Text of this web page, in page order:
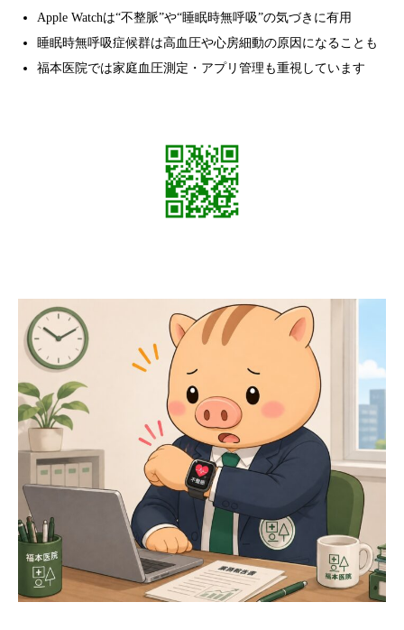
Apple Watchは“不整脈”や“睡眠時無呼吸”の気づきに有用
睡眠時無呼吸症候群は高血圧や心房細動の原因になることも
福本医院では家庭血圧測定・アプリ管理も重視しています